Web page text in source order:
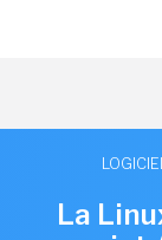
LOGICIEL
La